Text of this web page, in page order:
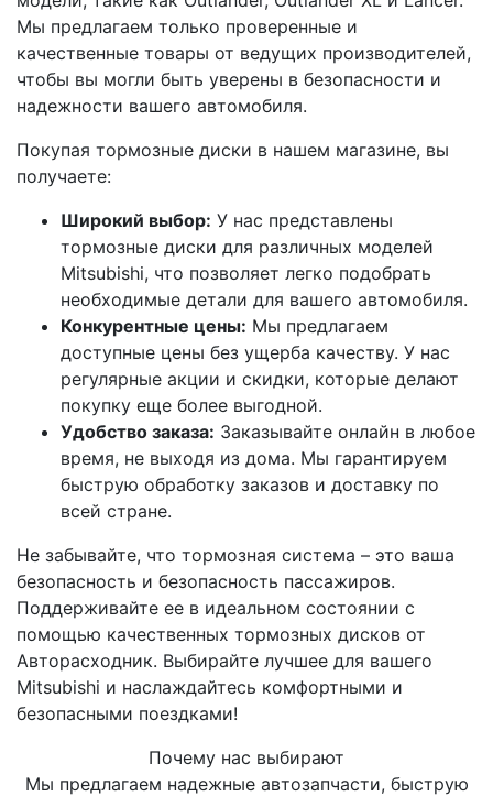
Мы предлагаем только проверенные и
качественные товары от ведущих производителей,
чтобы вы могли быть уверены в безопасности и
надежности вашего автомобиля.
Покупая тормозные диски в нашем магазине, вы
получаете:
Широкий выбор: У нас представлены
тормозные диски для различных моделей
Mitsubishi, что позволяет легко подобрать
необходимые детали для вашего автомобиля.
Конкурентные цены: Мы предлагаем
доступные цены без ущерба качеству. У нас
регулярные акции и скидки, которые делают
покупку еще более выгодной.
Удобство заказа: Заказывайте онлайн в любое
время, не выходя из дома. Мы гарантируем
быструю обработку заказов и доставку по
всей стране.
Не забывайте, что тормозная система – это ваша
безопасность и безопасность пассажиров.
Поддерживайте ее в идеальном состоянии с
помощью качественных тормозных дисков от
Авторасходник. Выбирайте лучшее для вашего
Mitsubishi и наслаждайтесь комфортными и
безопасными поездками!
Почему нас выбирают
Мы предлагаем надежные автозапчасти, быструю